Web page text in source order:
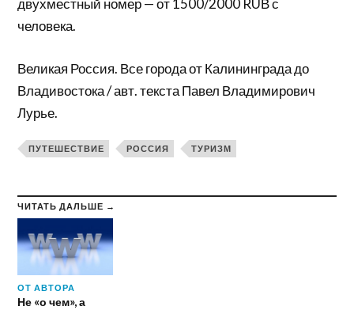
двухместный номер — от 1500/2000 RUВ с
человека.
Великая Россия. Все города от Калининграда до
Владивостока / авт. текста Павел Владимирович
Лурье.
ПУТЕШЕСТВИЕ РОССИЯ ТУРИЗМ
ЧИТАТЬ ДАЛЬШЕ →
ОТ АВТОРА
Не «о чем», а